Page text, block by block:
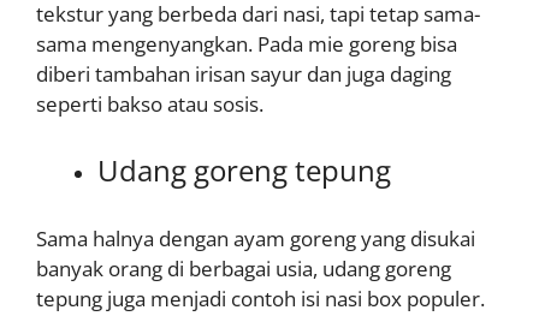
tekstur yang berbeda dari nasi, tapi tetap sama-
sama mengenyangkan. Pada mie goreng bisa
diberi tambahan irisan sayur dan juga daging
seperti bakso atau sosis.
Udang goreng tepung
Sama halnya dengan ayam goreng yang disukai
banyak orang di berbagai usia, udang goreng
tepung juga menjadi contoh isi nasi box populer.